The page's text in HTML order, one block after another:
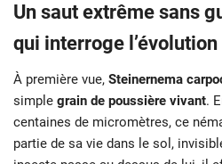
Un saut extrême sans
qui interroge
À première vue, Steinernema
simple grain de poussière vivant.
centaines de micromètres, ce
partie de sa vie dans le sol,